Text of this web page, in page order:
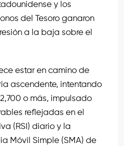
y los
del Tesoro ganaron
a la baja sobre el
estar en camino de
ascendente, intentando
o más, impulsado
reflejadas en el
(RSI) diario y la
Móvil Simple (SMA) de